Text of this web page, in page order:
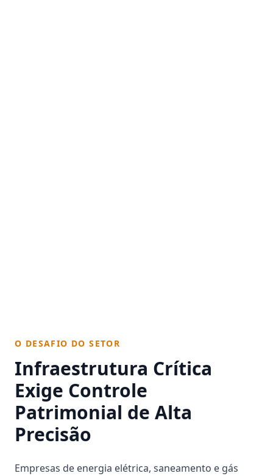
O DESAFIO DO SETOR
Infraestrutura Crítica
Exige Controle
Patrimonial de Alta
Precisão
Empresas de energia elétrica, saneamento e gás